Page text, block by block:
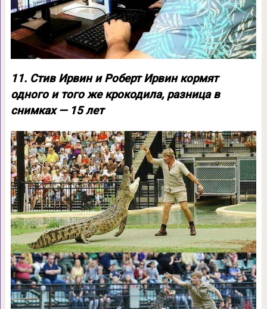
11. Стив Ирвин и Роберт Ирвин кормят
одного и того же крокодила, разница в
снимках — 15 лет